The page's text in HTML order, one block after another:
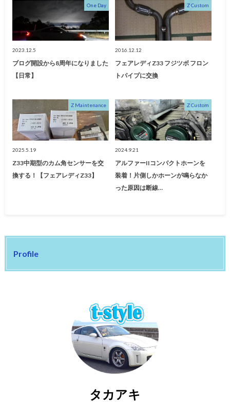
One Day
2023.12.5
ブログ開設から8周年になりました
【日常】
Z Custom
2016.12.12
フェアレディZ33 フジツボ フロン
トパイプに交換
Z Maintenance
2025.5.19
Z33中期型のカム角センサーを交
換する！【フェアレディZ33】
Z Custom
2024.9.21
アルファーIIコンパクトホーンを
装着！片側しかホーンが鳴らなか
った原因は断線…
Profile
タカアキ